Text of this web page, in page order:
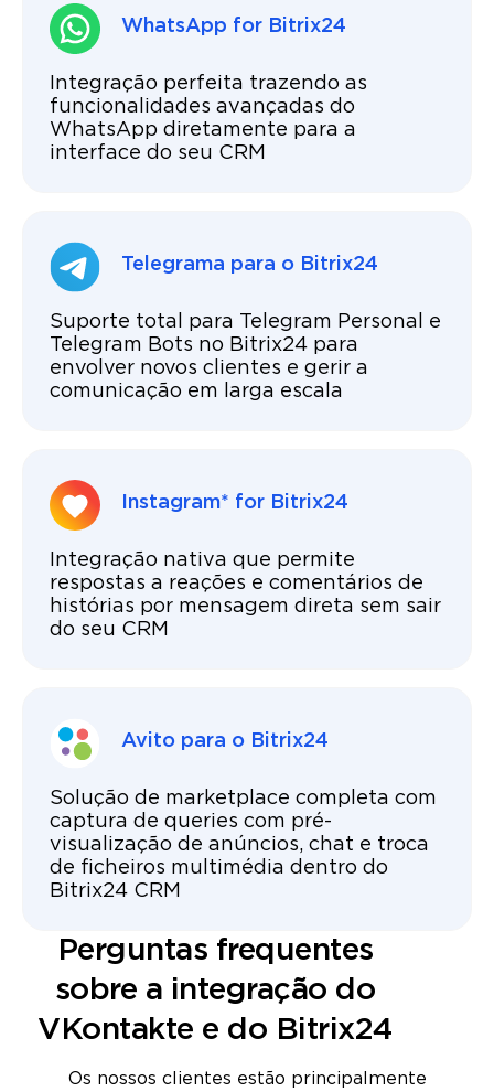
WhatsApp for Bitrix24
Integração perfeita trazendo as
funcionalidades avançadas do
WhatsApp diretamente para a
interface do seu CRM
Telegrama para o Bitrix24
Suporte total para Telegram Personal e
Telegram Bots no Bitrix24 para
envolver novos clientes e gerir a
comunicação em larga escala
Instagram* for Bitrix24
Integração nativa que permite
respostas a reações e comentários de
histórias por mensagem direta sem sair
do seu CRM
Avito para o Bitrix24
Solução de marketplace completa com
captura de queries com pré-
visualização de anúncios, chat e troca
de ficheiros multimédia dentro do
Bitrix24 CRM
Perguntas frequentes
sobre a integração do
VKontakte e do Bitrix24
Os nossos clientes estão principalmente